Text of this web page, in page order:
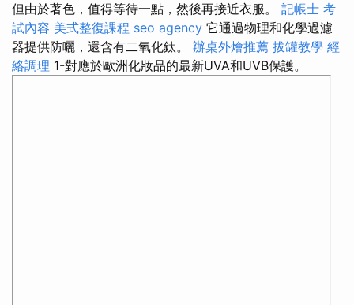
但由於著色，值得等待一點，然後再接近衣服。 記帳士 考
試內容 美式整復課程 seo agency 它通過物理和化學過濾
器提供防曬，還含有二氧化鈦。 辦桌外燴推薦 拔罐教學 經
絡調理 1-對應於歐洲化妝品的最新UVA和UVB保護。